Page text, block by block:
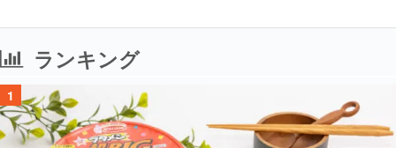
ランキング
1